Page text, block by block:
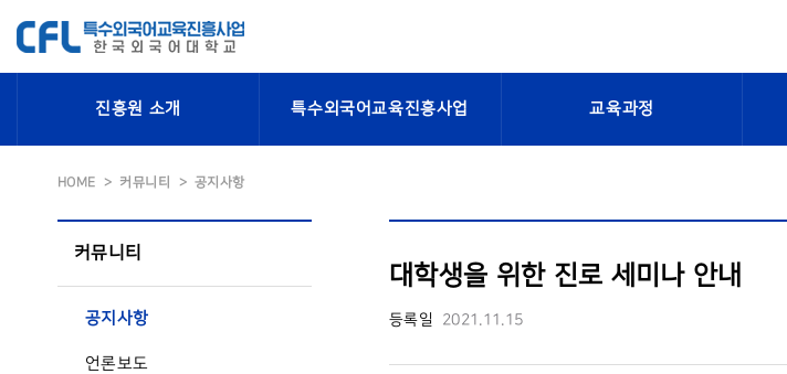
진흥원 소개 특수외국어교육진흥사업 교육과정
HOME 커뮤니티 공지사항
커뮤니티
공지사항
언론보도
대학생을 위한 진로 세미나 안내
등록일 2021.11.15